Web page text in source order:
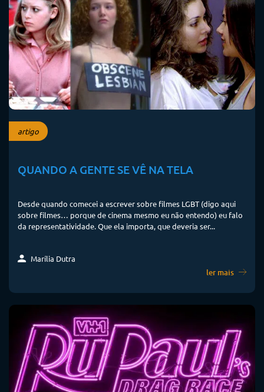
artigo
QUANDO A GENTE SE VÊ NA TELA
Desde quando comecei a escrever sobre filmes LGBT (digo aqui
sobre filmes… porque de cinema mesmo eu não entendo) eu falo
da representatividade. Que ela importa, que deveria ser...
Marília Dutra
ler mais